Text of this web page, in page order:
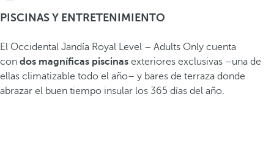
PISCINAS Y ENTRETENIMIENTO
El Occidental Jandía Royal Level – Adults Only cuenta
con dos magníficas piscinas exteriores exclusivas –una de
ellas climatizable todo el año– y bares de terraza donde
abrazar el buen tiempo insular los 365 días del año.